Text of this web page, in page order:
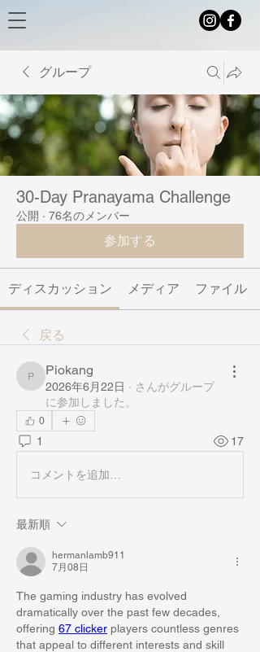
グループ
30-Day Pranayama Challenge
公開 · 76名のメンバー
参加する
ディスカッション メディア ファイル
戻る
Piokang
Piokang
2026年6月22日 · さんがグループ
に参加しました。
0
1 17
コメントを追加…
最新順
hermanlamb911
7月08日
The gaming industry has evolved
dramatically over the past few decades,
offering 67 clicker players countless genres
that appeal to different interests and skill